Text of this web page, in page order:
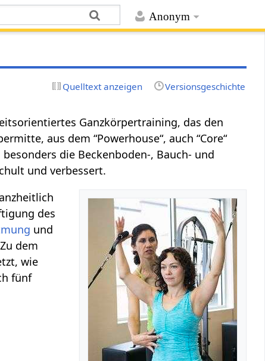
Anonym
Quelltext anzeigen Versionsgeschichte
Ganzkörpertraining, das den
aus dem “Powerhouse“, auch “Core“
die Beckenboden-, Bauch- und
und verbessert.
des
und
dem
wie
fünf